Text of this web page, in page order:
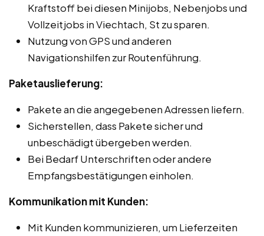
Kraftstoff bei diesen Minijobs, Nebenjobs und
Vollzeitjobs in Viechtach, St zu sparen.
Nutzung von GPS und anderen
Navigationshilfen zur Routenführung.
Paketauslieferung:
Pakete an die angegebenen Adressen liefern.
Sicherstellen, dass Pakete sicher und
unbeschädigt übergeben werden.
Bei Bedarf Unterschriften oder andere
Empfangsbestätigungen einholen.
Kommunikation mit Kunden:
Mit Kunden kommunizieren, um Lieferzeiten